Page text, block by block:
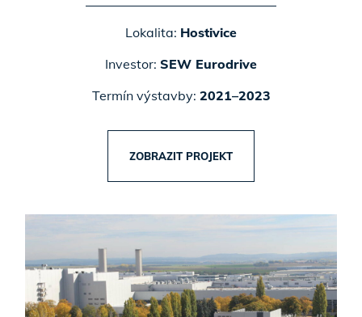
Lokalita: Hostivice
Investor: SEW Eurodrive
Termín výstavby: 2021–2023
ZOBRAZIT PROJEKT